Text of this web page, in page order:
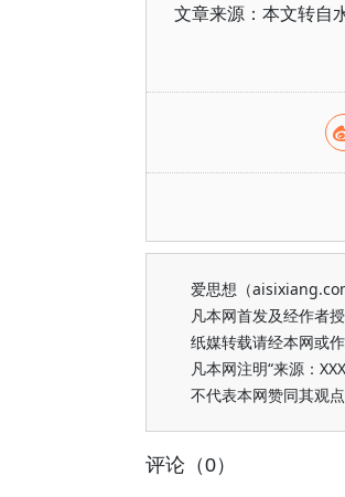
文章来源：本文转自
爱思想（
凡本网首发及经作者
纸媒转载请经本网或
凡本网注明“来源：
不代表本网赞同其观
评论（0）